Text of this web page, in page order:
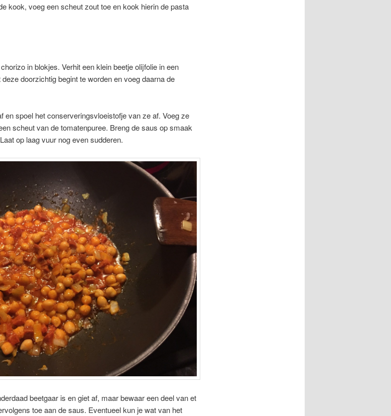
kook, voeg een scheut zout toe en kook hierin de pasta
in blokjes. Verhit een klein beetje olijfolie in een
doorzichtig begint te worden en voeg daarna de
en spoel het conserveringsvloeistofje van ze af. Voeg ze
scheut van de tomatenpuree. Breng de saus op smaak
op laag vuur nog even sudderen.
beetgaar is en giet af, maar bewaar een deel van et
toe aan de saus. Eventueel kun je wat van het